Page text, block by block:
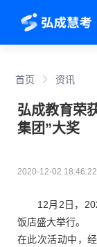
首页 资讯
弘成教育荣
集团”大奖
2020-12-02 18:46:22
12月2日，
饭店盛大举行。
在此次活动中，